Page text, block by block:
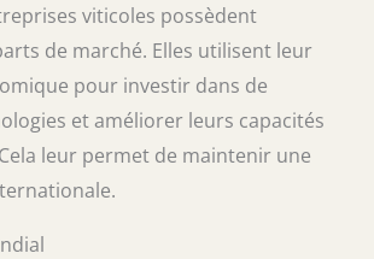
viticoles possèdent
de marché. Elles utilisent leur
pour investir dans de
et améliorer leurs capacités
leur permet de maintenir une